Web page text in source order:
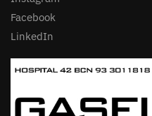
Facebook
LinkedIn